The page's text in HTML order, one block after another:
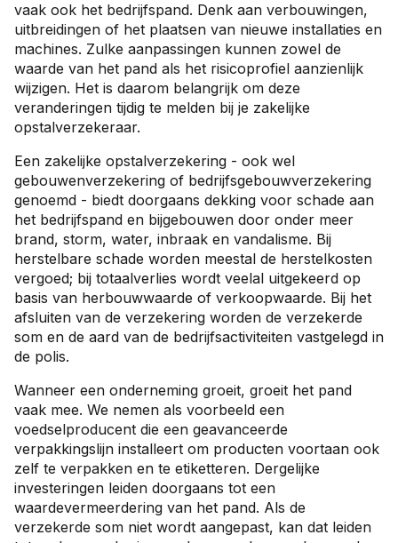
vaak ook het bedrijfspand. Denk aan verbouwingen,
uitbreidingen of het plaatsen van nieuwe installaties en
machines. Zulke aanpassingen kunnen zowel de
waarde van het pand als het risicoprofiel aanzienlijk
wijzigen. Het is daarom belangrijk om deze
veranderingen tijdig te melden bij je zakelijke
opstalverzekeraar.
Een zakelijke opstalverzekering - ook wel
gebouwenverzekering of bedrijfsgebouwverzekering
genoemd - biedt doorgaans dekking voor schade aan
het bedrijfspand en bijgebouwen door onder meer
brand, storm, water, inbraak en vandalisme. Bij
herstelbare schade worden meestal de herstelkosten
vergoed; bij totaalverlies wordt veelal uitgekeerd op
basis van herbouwwaarde of verkoopwaarde. Bij het
afsluiten van de verzekering worden de verzekerde
som en de aard van de bedrijfsactiviteiten vastgelegd in
de polis.
Wanneer een onderneming groeit, groeit het pand
vaak mee. We nemen als voorbeeld een
voedselproducent die een geavanceerde
verpakkingslijn installeert om producten voortaan ook
zelf te verpakken en te etiketteren. Dergelijke
investeringen leiden doorgaans tot een
waardevermeerdering van het pand. Als de
verzekerde som niet wordt aangepast, kan dat leiden